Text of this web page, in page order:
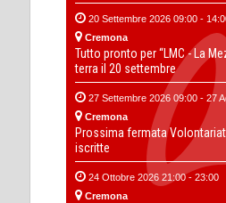
20 Settembre 2026 09:00 -
Cremona
Tutto pronto per “LMC - La
terra il 20 settembre
27 Settembre 2026 09:00 - 27
Cremona
Prossima fermata
iscritte
24 Ottobre 2026 21:00 - 23:00
Cremona